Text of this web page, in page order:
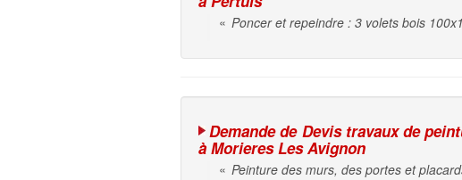
« Poncer et repeindre : 3 volets bois
Demande de Devis travaux de
à Morieres Les Avignon
« Peinture des murs, des portes et